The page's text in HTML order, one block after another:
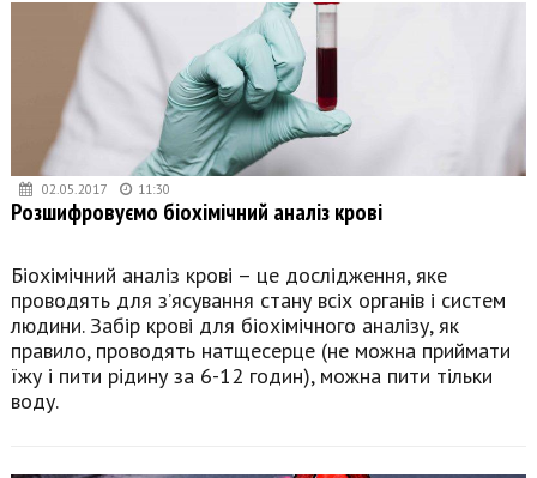
02.05.2017 11:30
Розшифровуємо біохімічний аналіз крові
Біохімічний аналіз крові – це дослідження, яке
проводять для з’ясування стану всіх органів і систем
людини. Забір крові для біохімічного аналізу, як
правило, проводять натщесерце (не можна приймати
їжу і пити рідину за 6-12 годин), можна пити тільки
воду.